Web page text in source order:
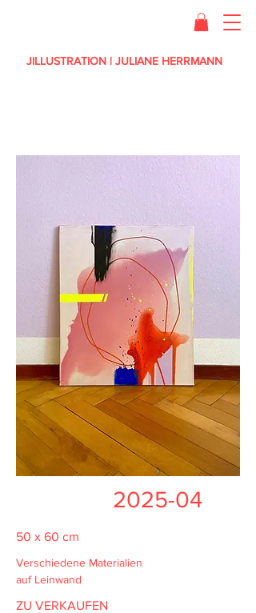
JILLUSTRATION | JULIANE HERRMANN
2025-04
50 x 60 cm
Verschiedene Materialien
auf Leinwand
ZU VERKAUFEN